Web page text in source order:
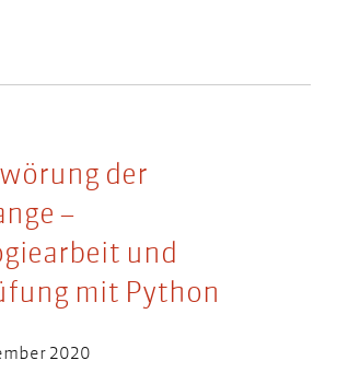
der
–
und
mit Python
2020